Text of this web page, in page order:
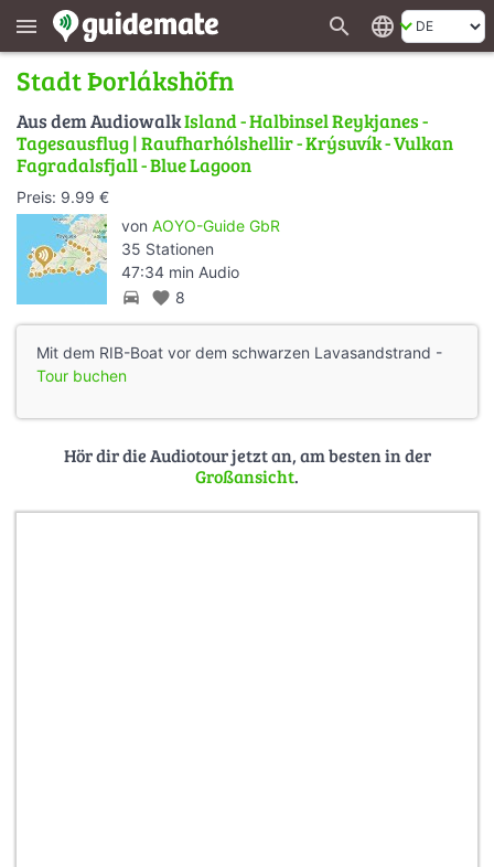
menu search language
Stadt Þorlákshöfn
Aus dem AudiowalkIsland - Halbinsel Reykjanes -
Tagesausflug | Raufharhólshellir - Krýsuvík - Vulkan
Fagradalsfjall - Blue Lagoon
Preis: 9.99 €
von AOYO-Guide GbR
35 Stationen
47:34 min Audio
directions_car favorite 8
Mit dem RIB-Boat vor dem schwarzen Lavasandstrand -
Tour buchen
Hör dir die Audiotour jetzt an, am besten in der
Großansicht.